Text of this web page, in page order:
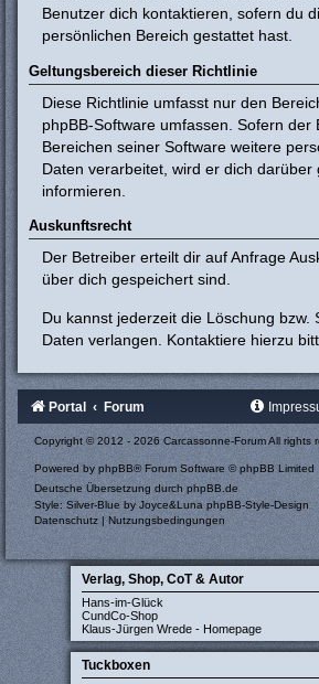
Benutzer dich kontaktieren, sofern du
persönlichen Bereich gestattet hast.
Geltungsbereich dieser Richtlinie
Diese Richtlinie umfasst nur den
phpBB-Software umfassen. Sofern der
Bereichen seiner Software weitere
Daten verarbeitet, wird er dich darüber
informieren.
Auskunftsrecht
Der Betreiber erteilt dir auf Anfrage
über dich gespeichert sind.
Du kannst jederzeit die Löschung bzw.
Daten verlangen. Kontaktiere hierzu
Portal Forum
Copyright © 2012 - 2026 Carcassonne-Forum All rights
Powered by phpBB® Forum Software © phpBB Limited
Deutsche Übersetzung durchphpBB.de
Style: Silver-Blue by Joyce&LunaphpBB-Style-Design
Datenschutz |Nutzungsbedingungen
Verlag, Shop, CoT & Autor
Hans-im-Glück
CundCo-Shop
Klaus-Jürgen Wrede - Homepage
Tuckboxen